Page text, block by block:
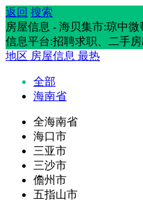
返回 搜索
房屋信息 - 海贝集市:琼中
信息平台:招聘求职、二手
地区 房屋信息 最热
全部
海南省
全海南省
海口市
三亚市
三沙市
儋州市
五指山市